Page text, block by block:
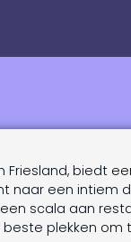
biedt
naar een
scala aan
plekken om